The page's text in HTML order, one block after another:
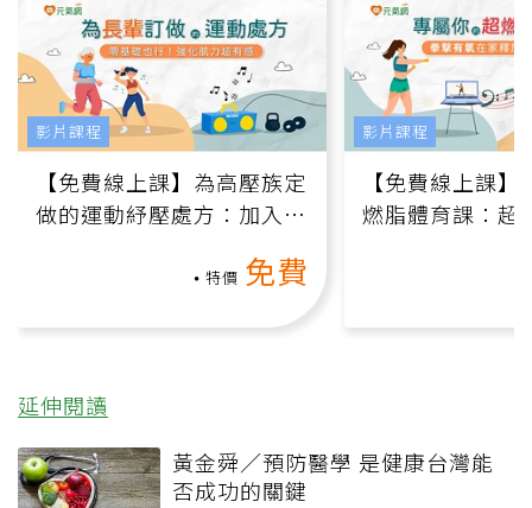
【免費線上課】為高壓族定
做的運動紓壓處方：加入行
特價 免費
影片課程
【免費線上課
燃脂體育課：超
影片課程
延伸閱讀
黃金舜／預防醫學 是健康台灣能
否成功的關鍵